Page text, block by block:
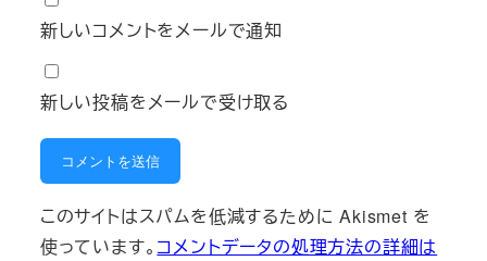
新しいコメントをメールで通知
新しい投稿をメールで受け取る
このサイトはスパムを低減するために Akismet を
使っています。 コメントデータの処理方法の詳細は